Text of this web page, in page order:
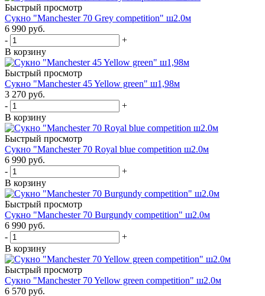
Быстрый просмотр
Сукно "Manchester 70 Grey competition" ш2.0м
6 990 руб.
-
+
В корзину
Быстрый просмотр
Сукно "Manchester 45 Yellow green" ш1,98м
3 270 руб.
-
+
В корзину
Быстрый просмотр
Сукно "Manchester 70 Royal blue competition ш2.0м
6 990 руб.
-
+
В корзину
Быстрый просмотр
Сукно "Manchester 70 Burgundy competition" ш2.0м
6 990 руб.
-
+
В корзину
Быстрый просмотр
Сукно "Manchester 70 Yellow green competition" ш2.0м
6 570 руб.